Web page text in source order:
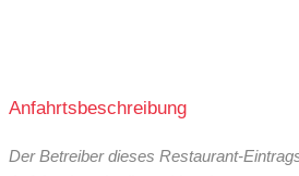
Anfahrtsbeschreibung
Der Betreiber dieses Restaurant-